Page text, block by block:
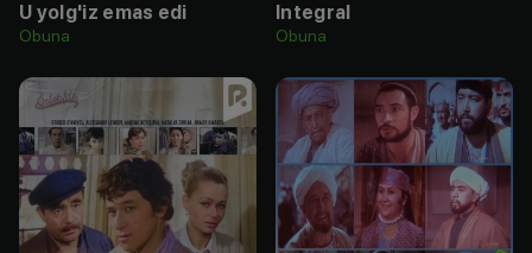
U yolg'iz emas edi
Obuna
Integral
Obuna